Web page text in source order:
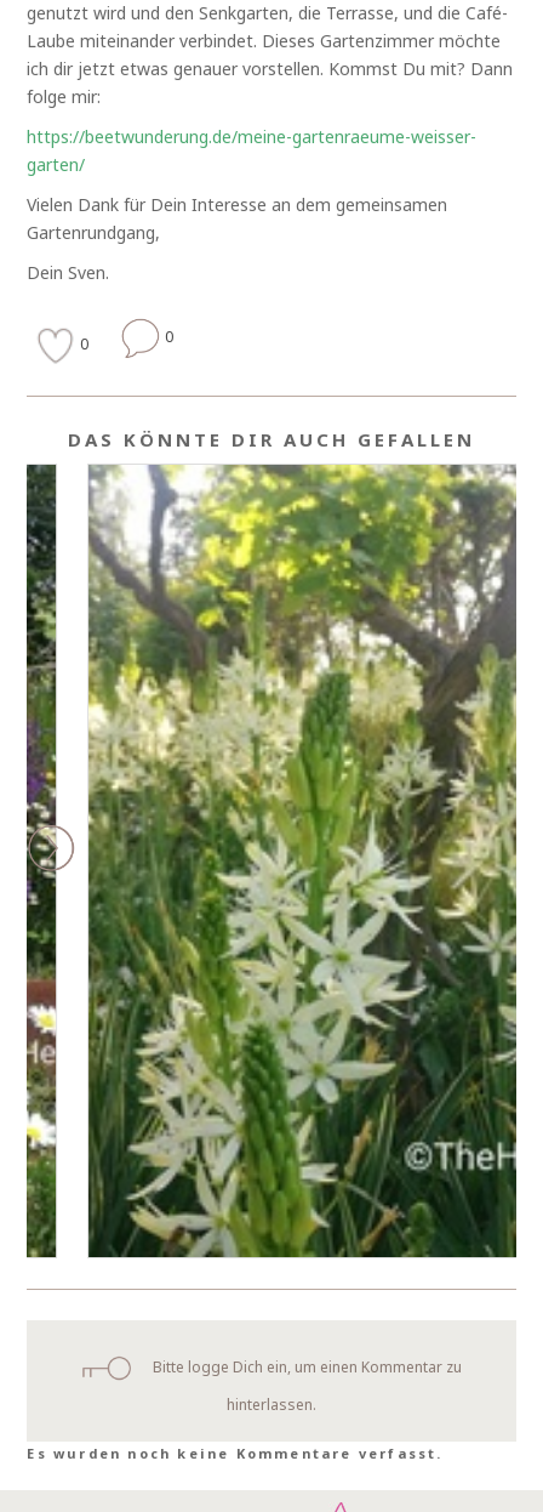
genutzt wird und den Senkgarten, die Terrasse, und die Café-
Laube miteinander verbindet. Dieses Gartenzimmer möchte
ich dir jetzt etwas genauer vorstellen. Kommst Du mit? Dann
folge mir:
https://beetwunderung.de/meine-gartenraeume-weisser-
garten/
Vielen Dank für Dein Interesse an dem gemeinsamen
Gartenrundgang,
Dein Sven.
0 0
DAS KÖNNTE DIR AUCH GEFALLEN
Bitte logge Dich ein, um einen Kommentar zu
hinterlassen.
Es wurden noch keine Kommentare verfasst.